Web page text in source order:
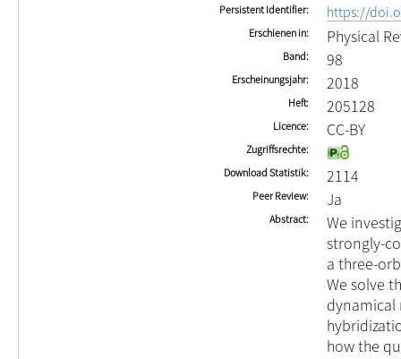
Persistent Identifier https://
Erschienen in Physical
Band 98
Erscheinungsjahr 2018
Heft 205128
Licence CC-BY
Zugriffsrechte
Download Statistik
2114
Peer Review Ja
Abstract
We
strongly-
a three-
We solve
dynamical
how the